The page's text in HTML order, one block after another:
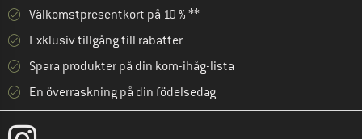
Välkomstpresentkort på 10 % **
Exklusiv tillgång till rabatter
Spara produkter på din kom-ihåg-lista
En överraskning på din födelsedag